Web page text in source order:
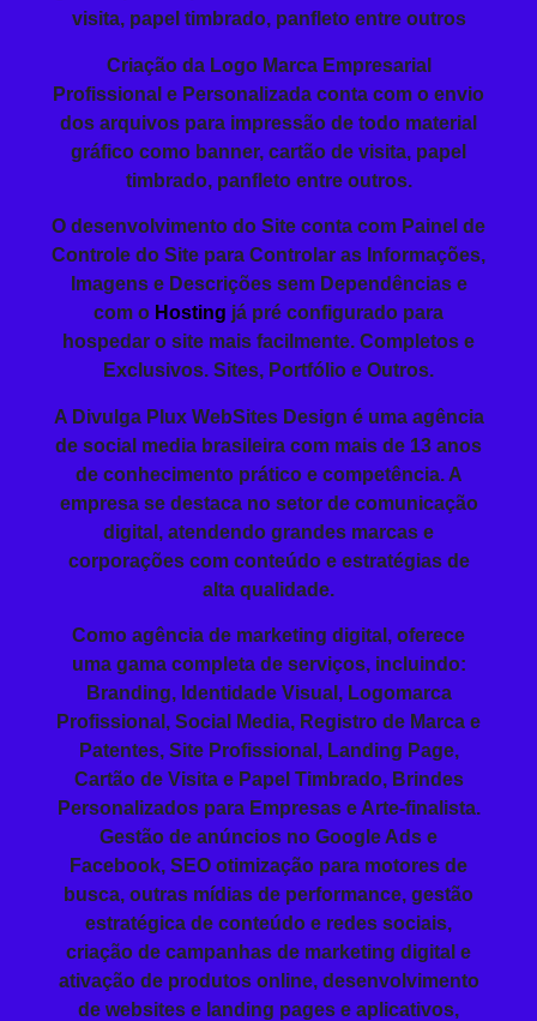
visita, papel timbrado, panfleto entre outros
Criação da Logo Marca Empresarial
Profissional e Personalizada conta com o envio
dos arquivos para impressão de todo material
gráfico como banner, cartão de visita, papel
timbrado, panfleto entre outros.
O desenvolvimento do Site conta com Painel de
Controle do Site para Controlar as Informações,
Imagens e Descrições sem Dependências e
com o Hosting já pré configurado para
hospedar o site mais facilmente. Completos e
Exclusivos. Sites, Portfólio e Outros.
A Divulga Plux WebSites Design é uma agência
de social media brasileira com mais de 13 anos
de conhecimento prático e competência. A
empresa se destaca no setor de comunicação
digital, atendendo grandes marcas e
corporações com conteúdo e estratégias de
alta qualidade.
Como agência de marketing digital, oferece
uma gama completa de serviços, incluindo:
Branding, Identidade Visual, Logomarca
Profissional, Social Media, Registro de Marca e
Patentes, Site Profissional, Landing Page,
Cartão de Visita e Papel Timbrado, Brindes
Personalizados para Empresas e Arte-finalista.
Gestão de anúncios no Google Ads e
Facebook, SEO otimização para motores de
busca, outras mídias de performance, gestão
estratégica de conteúdo e redes sociais,
criação de campanhas de marketing digital e
ativação de produtos online, desenvolvimento
de websites e landing pages e aplicativos,